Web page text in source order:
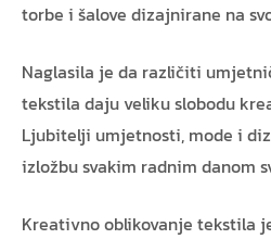
torbe i šalove dizajnirane na
Naglasila je da različiti
tekstila daju veliku slobodu
Ljubitelji umjetnosti, mode i
izložbu svakim radnim danom
Kreativno oblikovanje tekstila